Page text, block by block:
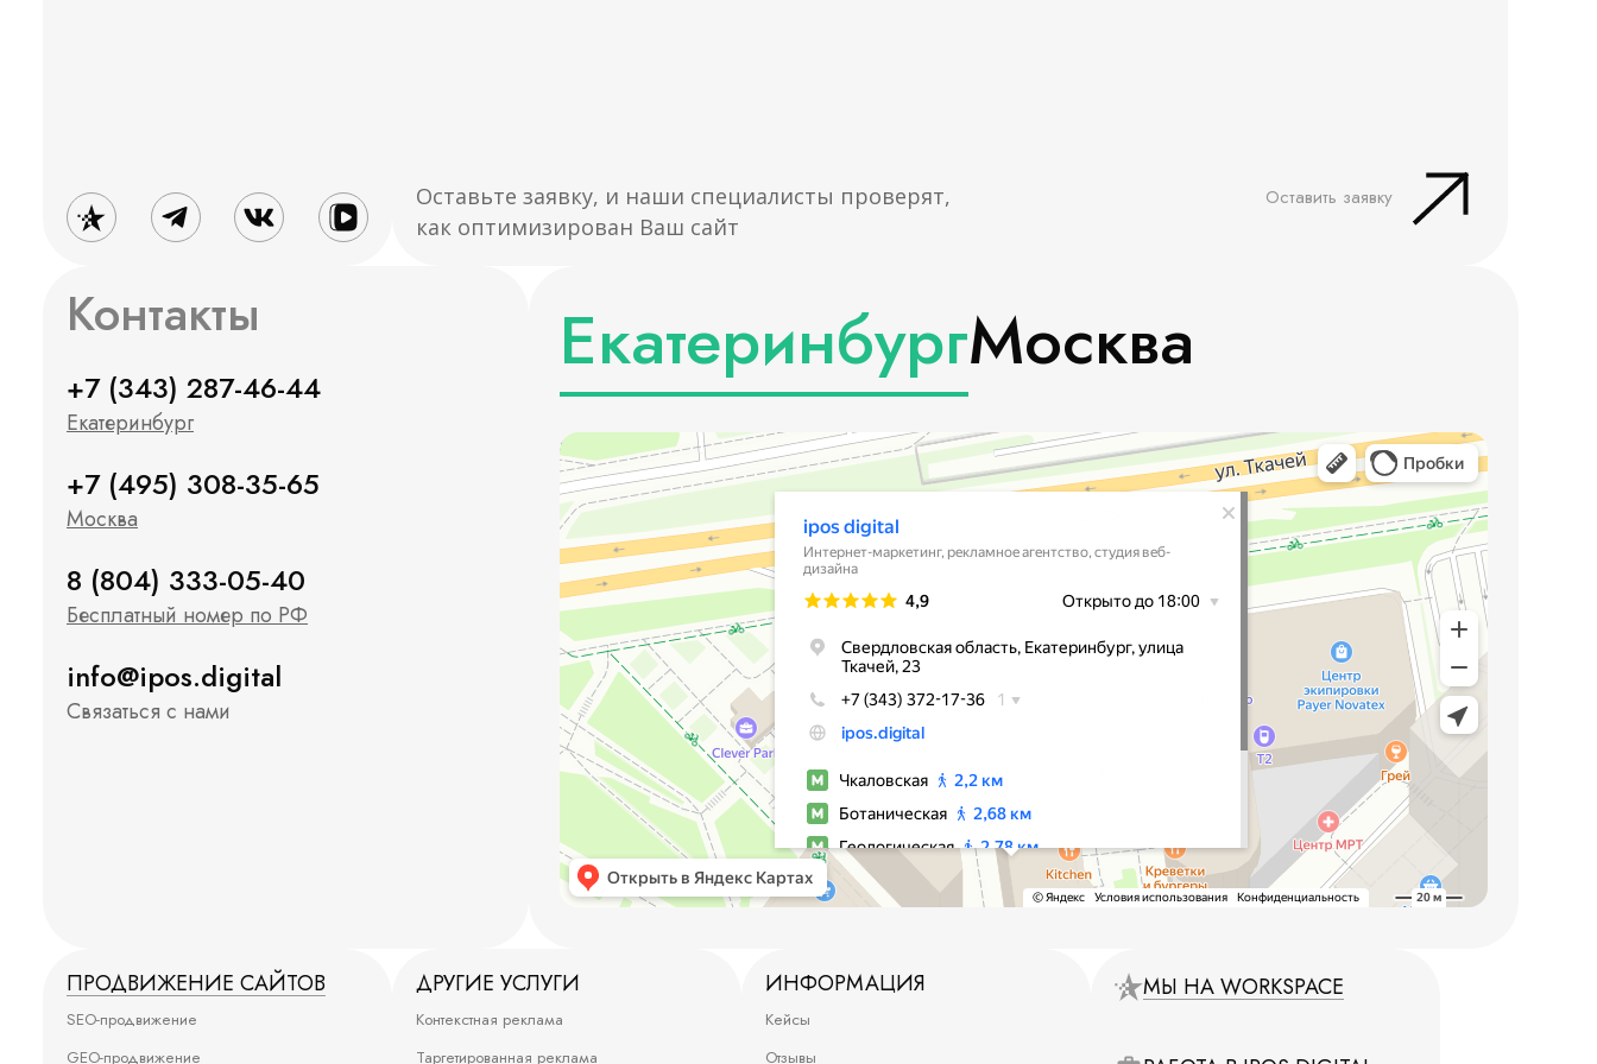
Оставьте заявку, и наши специалисты проверят,
как оптимизирован Ваш сайт
Оставить заявку
Контакты
+7 (343) 287-46-44
Екатеринбург
+7 (495) 308-35-65
Москва
8 (804) 333-05-40
Бесплатный номер по РФ
info@ipos.digital
Связаться с нами
ЕкатеринбургМосква
ПРОДВИЖЕНИЕ САЙТОВ
SEO-продвижение
GEO-продвижение
ДРУГИЕ УСЛУГИ
Контекстная реклама
Таргетированная реклама
ИНФОРМАЦИЯ
Кейсы
Отзывы
МЫ НА WORKSPACE